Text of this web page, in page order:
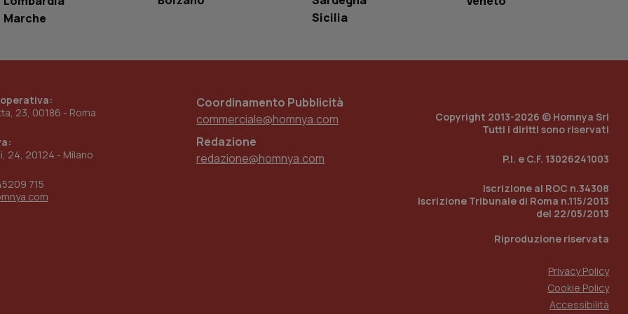
Marche
Sicilia
23, 00186 - Roma
24, 20124 - Milano
715
Coordinamento Pubblicità
commerciale@homnya.com
Redazione
redazione@homnya.com
Copyright 2013-2026 © Homnya Srl
Tutti i diritti sono riservati
P.I. e C.F. 13026241003
Iscrizione al ROC n.34308
Iscrizione Tribunale di Roma n.115/2013
del 22/05/2013
Riproduzione riservata
Privacy Policy
Cookie Policy
Accessibilità
sistema di tracking solo in caso di utenti loggato con identity